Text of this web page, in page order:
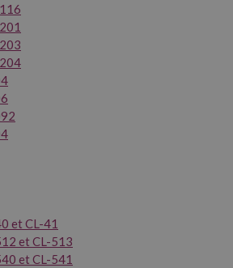
et CL-41
et CL-513
et CL-541